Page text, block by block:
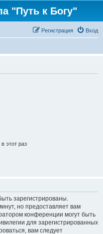
"Путь к Богу"
Вход
Регистрация
этот раз
зарегистрированы.
но предоставляет вам
конференции могут быть
для зарегистрированных
вам следует